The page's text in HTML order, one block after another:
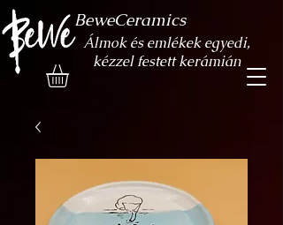
BeweCeramics
Álmok és emlékek egyedi,
kézzel festett kerámián